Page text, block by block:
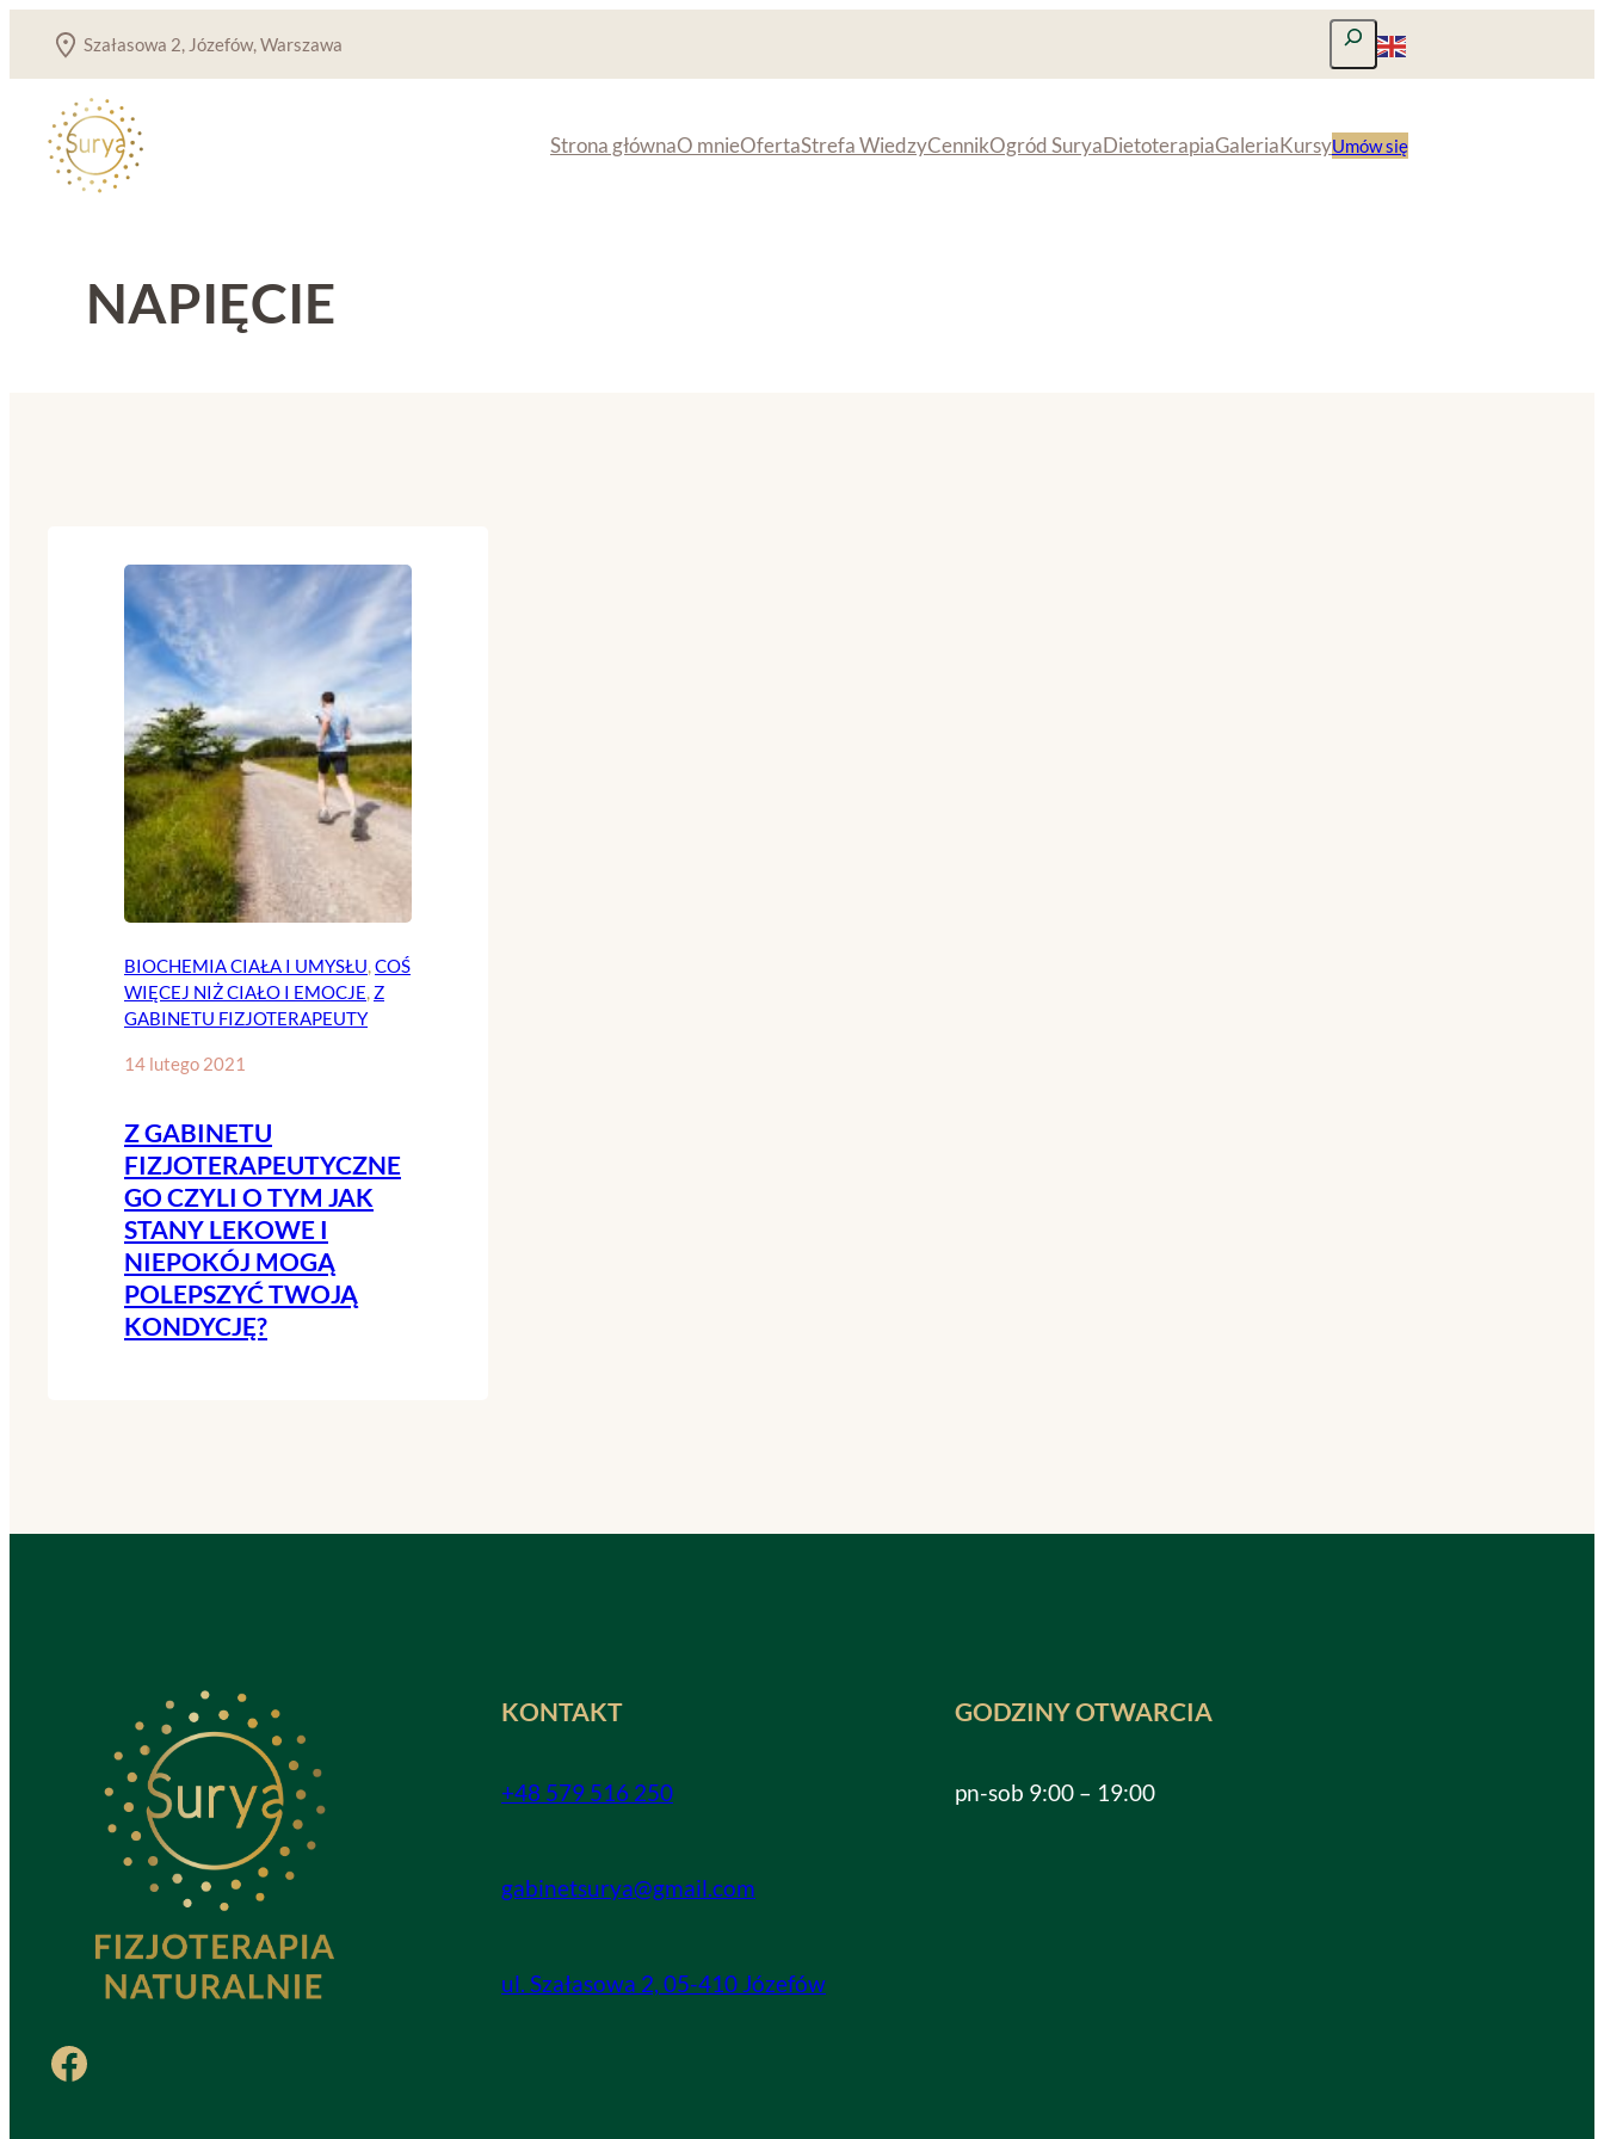
Szałasowa 2, Józefów, Warszawa Szukaj
Strona głównaO mnieOfertaStrefa WiedzyCennikOgród SuryaDietoterapiaGaleriaKursyUmów się
NAPIĘCIE
BIOCHEMIA CIAŁA I UMYSŁU, COŚ
WIĘCEJ NIŻ CIAŁO I EMOCJE, Z
GABINETU FIZJOTERAPEUTY
14 lutego 2021
Z GABINETU
FIZJOTERAPEUTYCZNE
GO CZYLI O TYM JAK
STANY LEKOWE I
NIEPOKÓJ MOGĄ
POLEPSZYĆ TWOJĄ
KONDYCJĘ?
Facebook
KONTAKT
+48 579 516 250
gabinetsurya@gmail.com
ul. Szałasowa 2, 05-410 Józefów
GODZINY OTWARCIA
pn-sob 9:00 – 19:00